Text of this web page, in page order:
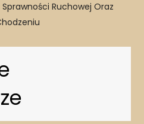
Ruchowej Oraz